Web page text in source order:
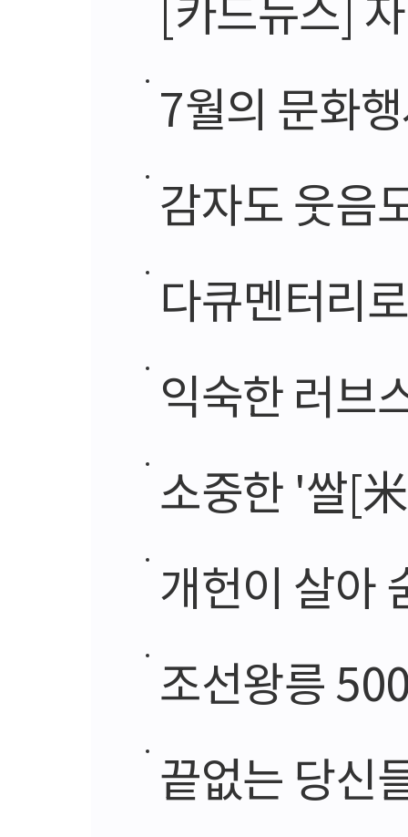
7월의 문화
감자도 웃음
다큐멘터리로
익숙한 러브
소중한 '쌀[
개헌이 살아
조선왕릉
끝없는 당신